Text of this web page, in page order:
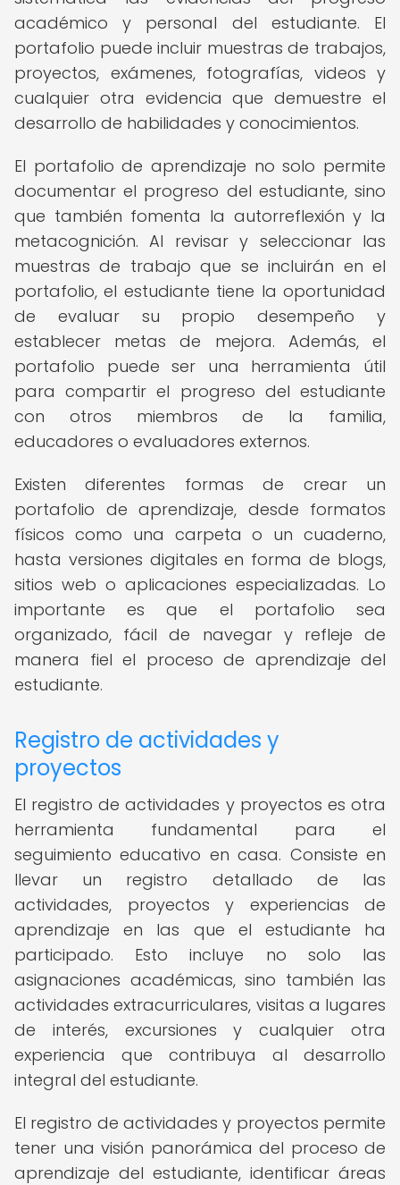
académico y personal del estudiante. El
portafolio puede incluir muestras de trabajos,
proyectos, exámenes, fotografías, videos y
cualquier otra evidencia que demuestre el
desarrollo de habilidades y conocimientos.
El portafolio de aprendizaje no solo permite
documentar el progreso del estudiante, sino
que también fomenta la autorreflexión y la
metacognición. Al revisar y seleccionar las
muestras de trabajo que se incluirán en el
portafolio, el estudiante tiene la oportunidad
de evaluar su propio desempeño y
establecer metas de mejora. Además, el
portafolio puede ser una herramienta útil
para compartir el progreso del estudiante
con otros miembros de la familia,
educadores o evaluadores externos.
Existen diferentes formas de crear un
portafolio de aprendizaje, desde formatos
físicos como una carpeta o un cuaderno,
hasta versiones digitales en forma de blogs,
sitios web o aplicaciones especializadas. Lo
importante es que el portafolio sea
organizado, fácil de navegar y refleje de
manera fiel el proceso de aprendizaje del
estudiante.
Registro de actividades y
proyectos
El registro de actividades y proyectos es otra
herramienta fundamental para el
seguimiento educativo en casa. Consiste en
llevar un registro detallado de las
actividades, proyectos y experiencias de
aprendizaje en las que el estudiante ha
participado. Esto incluye no solo las
asignaciones académicas, sino también las
actividades extracurriculares, visitas a lugares
de interés, excursiones y cualquier otra
experiencia que contribuya al desarrollo
integral del estudiante.
El registro de actividades y proyectos permite
tener una visión panorámica del proceso de
aprendizaje del estudiante, identificar áreas